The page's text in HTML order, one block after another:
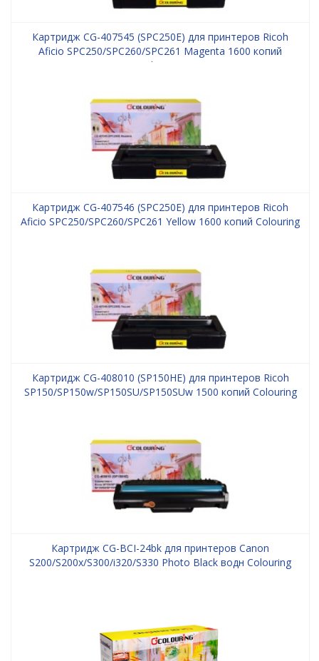
Картридж CG-407545 (SPC250E) для принтеров Ricoh
Aficio SPC250/SPC260/SPC261 Magenta 1600 копий
Colouring
Картридж CG-407546 (SPC250E) для принтеров Ricoh
Aficio SPC250/SPC260/SPC261 Yellow 1600 копий Colouring
Картридж CG-408010 (SP150HE) для принтеров Ricoh
SP150/SP150w/SP150SU/SP150SUw 1500 копий Colouring
Картридж CG-BCI-24bk для принтеров Canon
S200/S200x/S300/i320/S330 Photo Black водн Colouring